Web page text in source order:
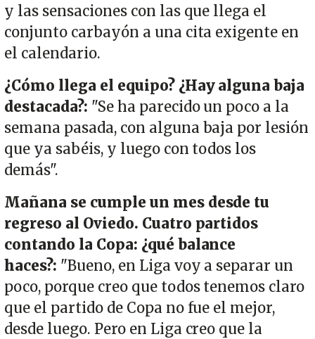
y las sensaciones con las que llega el
conjunto carbayón a una cita exigente en
el calendario.
¿Cómo llega el equipo? ¿Hay alguna baja
destacada?: "Se ha parecido un poco a la
semana pasada, con alguna baja por lesión
que ya sabéis, y luego con todos los
demás".
Mañana se cumple un mes desde tu
regreso al Oviedo. Cuatro partidos
contando la Copa: ¿qué balance
haces?: "Bueno, en Liga voy a separar un
poco, porque creo que todos tenemos claro
que el partido de Copa no fue el mejor,
desde luego. Pero en Liga creo que la